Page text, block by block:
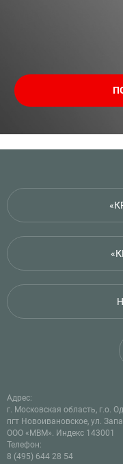
Адрес:
г. Московская область, г.о.
пгт Новоивановское, ул.
ООО «МВМ». Индекс 143001
Телефон:
8 (495) 644 28 54